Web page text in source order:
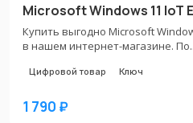
Microsoft Windows 11 IoT
Купить выгодно Microsoft
в нашем интернет-магазине.
Цифровой товар Ключ
1 790 ₽